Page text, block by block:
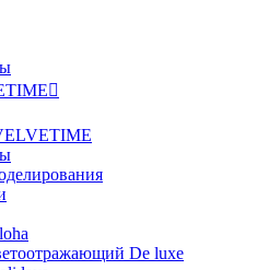
De luxe